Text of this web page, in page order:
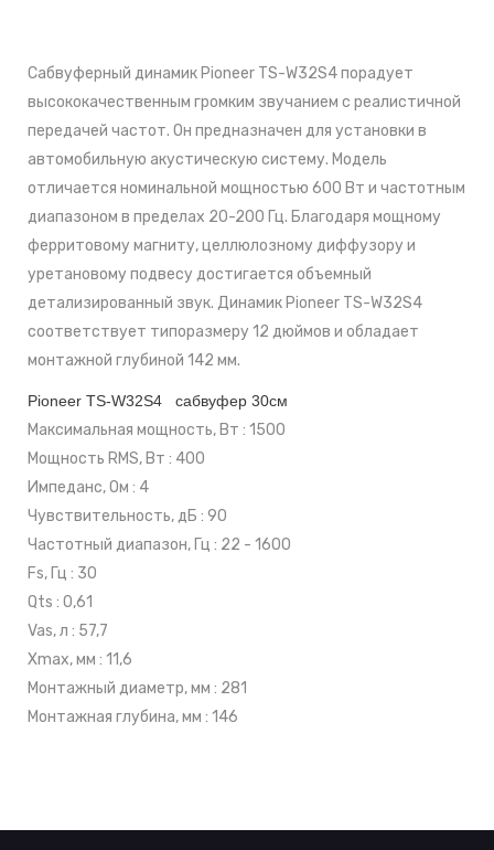
Сабвуферный динамик Pioneer TS-W32S4 порадует
высококачественным громким звучанием с реалистичной
передачей частот. Он предназначен для установки в
автомобильную акустическую систему. Модель
отличается номинальной мощностью 600 Вт и частотным
диапазоном в пределах 20-200 Гц. Благодаря мощному
ферритовому магниту, целлюлозному диффузору и
уретановому подвесу достигается объемный
детализированный звук. Динамик Pioneer TS-W32S4
соответствует типоразмеру 12 дюймов и обладает
монтажной глубиной 142 мм.
Pioneer TS-W32S4 сабвуфер 30см
Максимальная мощность, Вт : 1500
Мощность RMS, Вт : 400
Импеданс, Ом : 4
Чувствительность, дБ : 90
Частотный диапазон, Гц : 22 - 1600
Fs, Гц : 30
Qts : 0,61
Vas, л : 57,7
Xmax, мм : 11,6
Монтажный диаметр, мм : 281
Монтажная глубина, мм : 146